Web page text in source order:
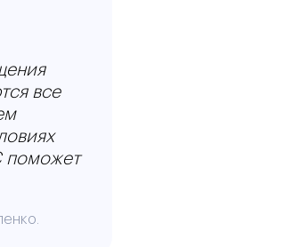
все
поможет